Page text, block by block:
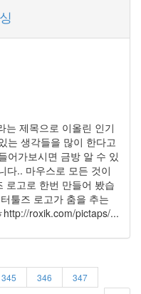
는 제목으로 이올린 인기
는 생각들을 많이 한다고
어가보시면 금방 알 수 있
다.. 마우스로 모든 것이
로고로 한번 만들어 봤습
툴즈 로고가 춤을 추는
roxik.com/pictaps/...
345 346
347